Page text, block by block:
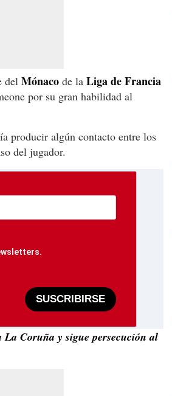
del Mónaco de la Liga de Francia
por su gran habilidad al
producir algún contacto entre los
del jugador.
SUSCRIBIRSE
Coruña y sigue persecución al